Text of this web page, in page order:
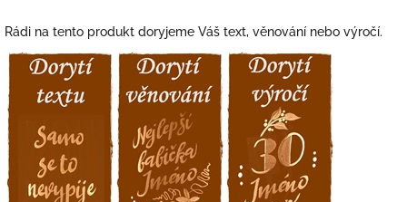
Rádi na tento produkt doryjeme Váš text, věnování nebo výročí.